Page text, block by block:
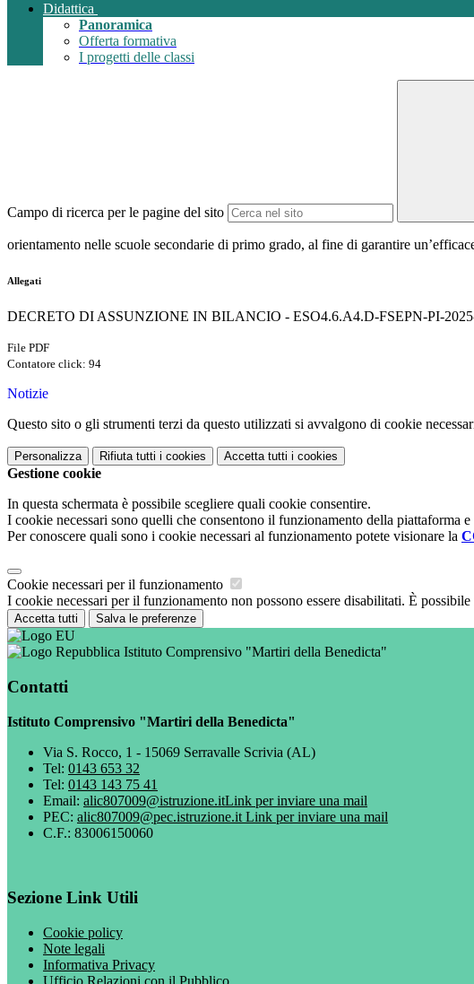
Didattica
Panoramica
Offerta formativa
I progetti delle classi
Campo di ricerca per le pagine del sito
orientamento nelle scuole secondarie di primo grado, al fine di garantire
Allegati
DECRETO DI ASSUNZIONE IN BILANCIO - ESO4.6.A4.D-FSEPN-PI-
File PDF
Contatore click: 94
Notizie
Questo sito o gli strumenti terzi da questo utilizzati si avvalgono di cookie
Personalizza Rifiuta tutti i cookies Accetta tutti i cookies
Gestione cookie
In questa schermata è possibile scegliere quali cookie consentire.
I cookie necessari sono quelli che consentono il funzionamento della piattaforma
Per conoscere quali sono i cookie necessari al funzionamento potete visionare la
Cookie necessari per il funzionamento
I cookie necessari per il funzionamento non possono essere disabilitati. È
Accetta tutti Salva le preferenze
Istituto Comprensivo "Martiri della Benedicta"
Contatti
Istituto Comprensivo "Martiri della Benedicta"
Via S. Rocco, 1 - 15069 Serravalle Scrivia (AL)
Tel: 0143 653 32
Tel: 0143 143 75 41
Email: alic807009@istruzione.itLink per inviare una mail
PEC: alic807009@pec.istruzione.it Link per inviare una mail
C.F.: 83006150060
Sezione Link Utili
Cookie policy
Note legali
Informativa Privacy
Ufficio Relazioni con il Pubblico